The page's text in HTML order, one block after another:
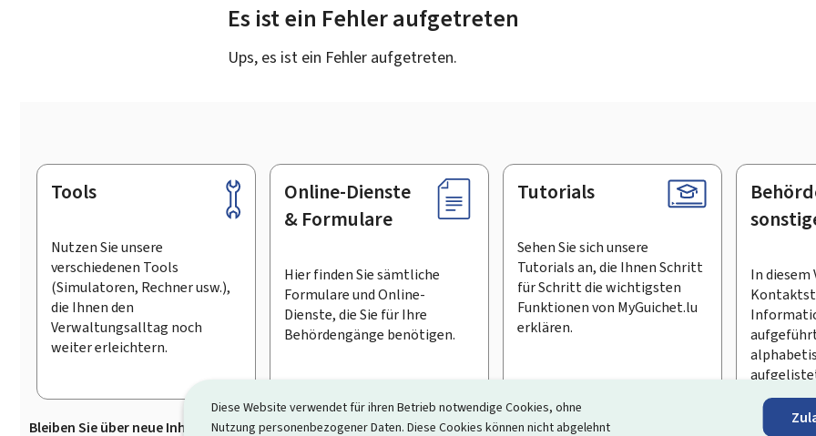
Diese Website verwendet für ihren Betrieb notwendige Cookies, ohne
Nutzung personenbezogener Daten. Diese Cookies können nicht abgelehnt
Es ist ein Fehler aufgetreten
Ups, es ist ein Fehler aufgetreten.
Footer
Tools
Nutzen Sie unsere
verschiedenen Tools
(Simulatoren, Rechner usw.),
die Ihnen den
Verwaltungsalltag noch
weiter erleichtern.
Online-Dienste
& Formulare
Hier finden Sie sämtliche
Formulare und Online-
Dienste, die Sie für Ihre
Behördengänge benötigen.
Tutorials
Sehen Sie sich unsere
Tutorials an, die Ihnen Schritt
für Schritt die wichtigsten
Funktionen von MyGuichet.lu
erklären.
In diesem
Bleiben Sie über neue Inhalte auf Guichet.lu informiert Den Newsletter abonnieren